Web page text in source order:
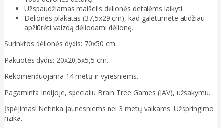
Užspaudžiamas maišelis dėlionės detalėms laikyti.
Dėlionės plakatas (37,5x29 cm), kad galėtumėte atidžiau
apžiūrėti vaizdą dėliodami dėlionę.
Surinktos dėlionės dydis: 70x50 cm.
Pakuotės dydis: 20x20,5x5,5 cm.
Rekomenduojama 14 metų ir vyresniems.
Pagaminta Indijoje, specialiu Brain Tree Games (JAV), užsakymu.
Įspėjimas! Netinka jaunesniems nei 3 metų vaikams. Užspringimo
rizika.